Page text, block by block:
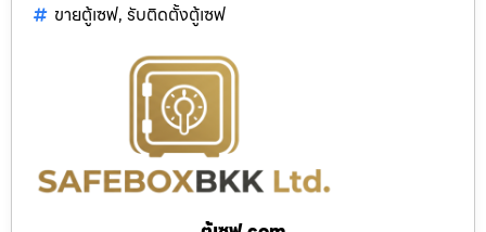
ขายตู้เซฟ, รับติดตั้งตู้เซฟ